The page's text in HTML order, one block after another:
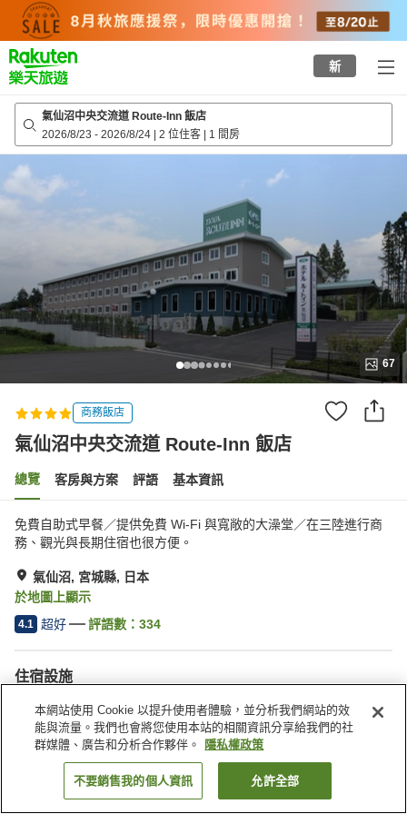
top
page
新
氣仙沼中央交流道 Route-Inn 飯店
2026/8/23 - 2026/8/24 | 2 位住客 | 1 間房
67
商務飯店
氣仙沼中央交流道 Route-Inn 飯店
總覽 客房與方案 評語 基本資訊
免費自助式早餐／提供免費 Wi-Fi 與寬敞的大澡堂／在三陸進行商
務、觀光與長期住宿也很方便。
氣仙沼, 宮城縣, 日本
於地圖上顯示
4.1 超好 評語數： 334
住宿設施
停車場
Spa／美容沙龍
餐廳
自動販賣機
找客房
本網站使用 Cookie 以提升使用者體驗，並分析我們網站的效
能與流量。我們也會將您使用本站的相關資訊分享給我們的社
群媒體、廣告和分析合作夥伴。
隱私權政策
不要銷售我的個人資訊 允許全部